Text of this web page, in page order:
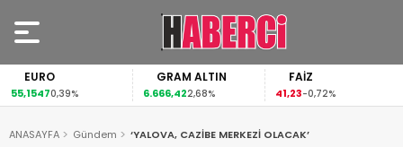
EURO
55,15470,39%
GRAM ALTIN
6.666,422,68%
FAİZ
41,23-0,72%
ANASAYFA Gündem ‘YALOVA, CAZİBE MERKEZİ OLACAK’